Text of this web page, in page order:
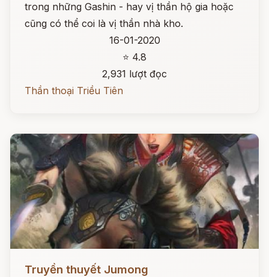
trong những Gashin - hay vị thần hộ gia hoặc
cũng có thể coi là vị thần nhà kho.
16-01-2020
⭐ 4.8
2,931 lượt đọc
Thần thoại Triều Tiên
Đọc ngay
Truyền thuyết Jumong